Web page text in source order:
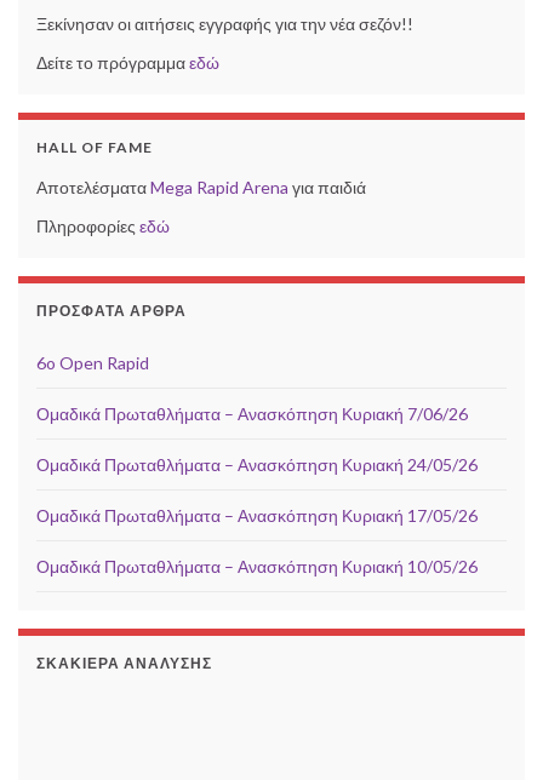
Ξεκίνησαν οι αιτήσεις εγγραφής για την νέα σεζόν!!
Δείτε το πρόγραμμαεδώ
HALL OF FAME
ΑποτελέσματαMega Rapid Arena για παιδιά
Πληροφορίες εδώ
ΠΡΌΣΦΑΤΑ ΆΡΘΡΑ
6o Open Rapid
Ομαδικά Πρωταθλήματα – Ανασκόπηση Κυριακή 7/06/26
Ομαδικά Πρωταθλήματα – Ανασκόπηση Κυριακή 24/05/26
Ομαδικά Πρωταθλήματα – Ανασκόπηση Κυριακή 17/05/26
Ομαδικά Πρωταθλήματα – Ανασκόπηση Κυριακή 10/05/26
ΣΚΑΚΙΈΡΑ ΑΝΆΛΥΣΗΣ